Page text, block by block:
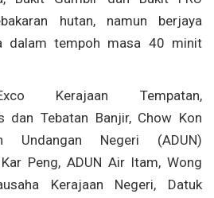
hutan, namun berjaya
dalam tempoh masa 40 minit
Kerajaan Tempatan,
dan Tebatan Banjir, Chow Kon
Undangan Negeri (ADUN)
Peng, ADUN Air Itam, Wong
Kerajaan Negeri, Datuk